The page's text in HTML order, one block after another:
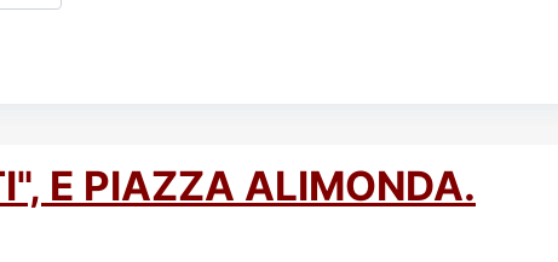
E PIAZZA ALIMONDA.